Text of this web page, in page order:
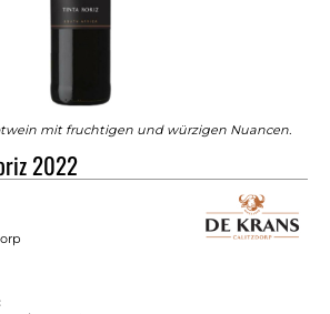
mit fruchtigen und würzigen Nuancen.
2022